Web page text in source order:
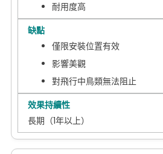
耐用度高
僅限安裝位置有效
影響美觀
對飛行中鳥類無法阻止
長期（1年以上）